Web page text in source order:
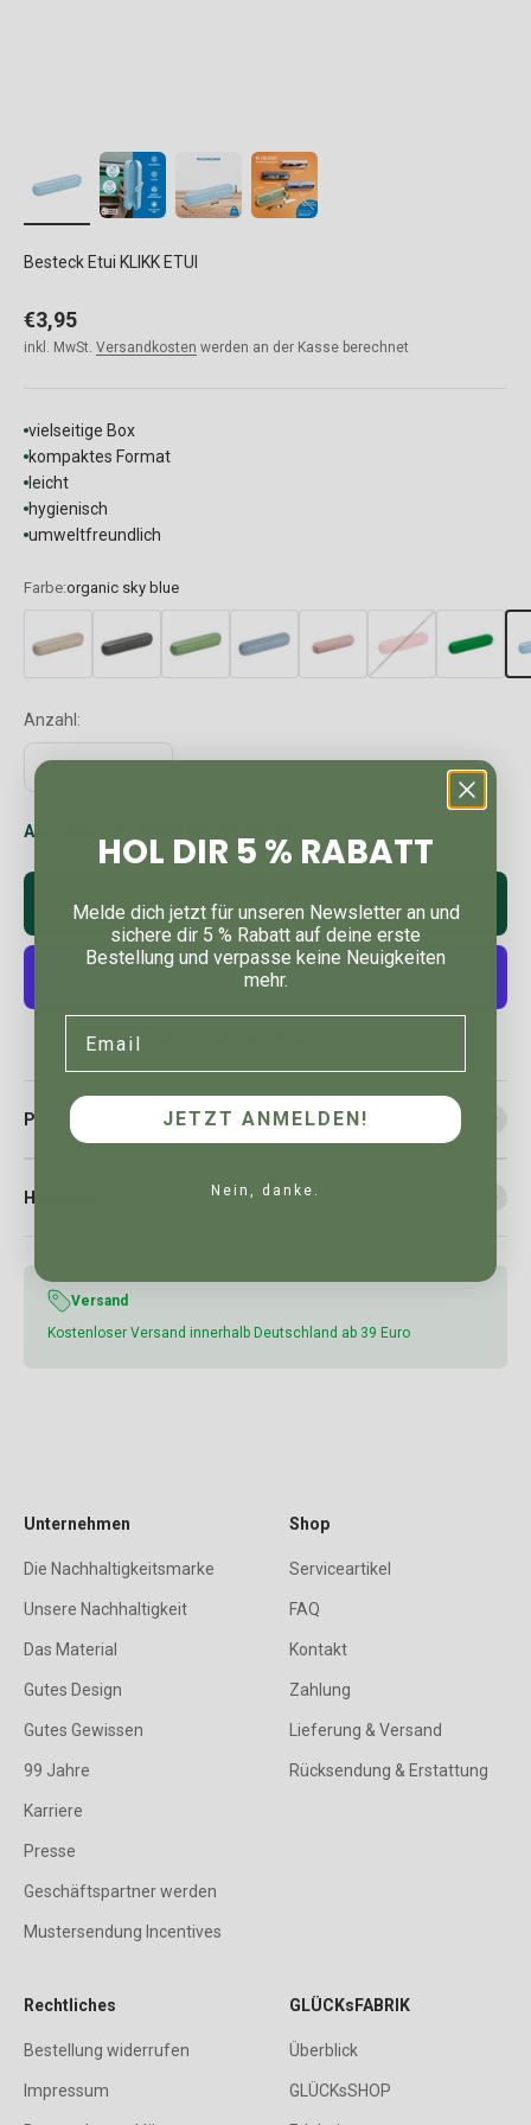
Besteck Etui KLIKK ETUI
Angebot
€3,95
inkl. MwSt. Versandkosten werden an der Kasse berechnet
vielseitige Box
kompaktes Format
leicht
hygienisch
umweltfreundlich
Farbe:organic sky blue
Anzahl:
Auf Lager: In 2-4 Werktagen bei dir
In den Warenkorb
Produktdetails
Hinweise
Versand
Kostenloser Versand innerhalb Deutschland ab 39 Euro
Unternehmen
Die Nachhaltigkeitsmarke
Unsere Nachhaltigkeit
Das Material
Gutes Design
Gutes Gewissen
99 Jahre
Karriere
Presse
Geschäftspartner werden
Mustersendung Incentives
Shop
Serviceartikel
FAQ
Kontakt
Zahlung
Lieferung & Versand
Rücksendung & Erstattung
Rechtliches
Bestellung widerrufen
Impressum
GLÜCKsFABRIK
Überblick
GLÜCKsSHOP
HOL DIR 5 % RABATT
Melde dich jetzt für unseren Newsletter an und
sichere dir 5 % Rabatt auf deine erste
Bestellung und verpasse keine Neuigkeiten
mehr.
JETZT ANMELDEN!
Nein, danke.